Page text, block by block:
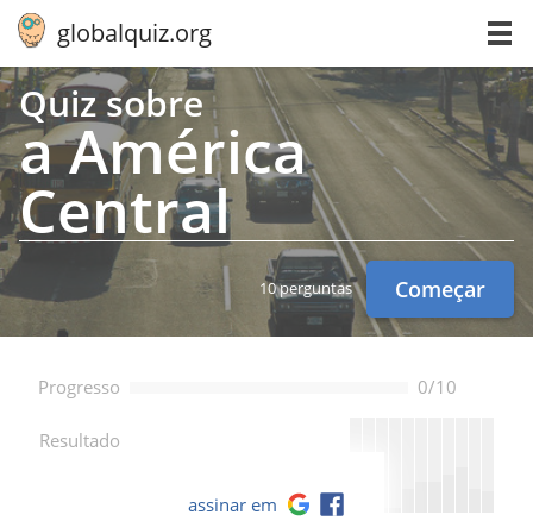
globalquiz.org
Quiz sobre
a América
Central
10 perguntas Começar
Progresso 0/10
Resultado
assinar em